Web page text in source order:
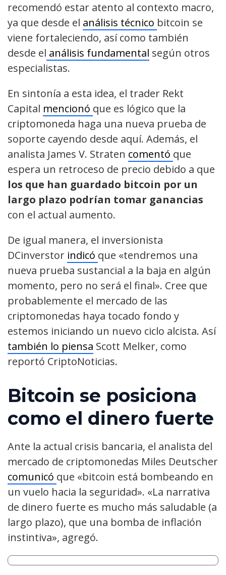
recomendó estar atento al contexto macro,
ya que desde el análisis técnico bitcoin se
viene fortaleciendo, así como también
desde el análisis fundamental según otros
especialistas.
En sintonía a esta idea, el trader Rekt
Capital mencionó que es lógico que la
criptomoneda haga una nueva prueba de
soporte cayendo desde aquí. Además, el
analista James V. Straten comentó que
espera un retroceso de precio debido a que
los que han guardado bitcoin por un
largo plazo podrían tomar ganancias
con el actual aumento.
De igual manera, el inversionista
DCinverstor indicó que «tendremos una
nueva prueba sustancial a la baja en algún
momento, pero no será el final». Cree que
probablemente el mercado de las
criptomonedas haya tocado fondo y
estemos iniciando un nuevo ciclo alcista. Así
también lo piensa Scott Melker, como
reportó CriptoNoticias.
Bitcoin se posiciona
como el dinero fuerte
Ante la actual crisis bancaria, el analista del
mercado de criptomonedas Miles Deutscher
comunicó que «bitcoin está bombeando en
un vuelo hacia la seguridad». «La narrativa
de dinero fuerte es mucho más saludable (a
largo plazo), que una bomba de inflación
instintiva», agregó.